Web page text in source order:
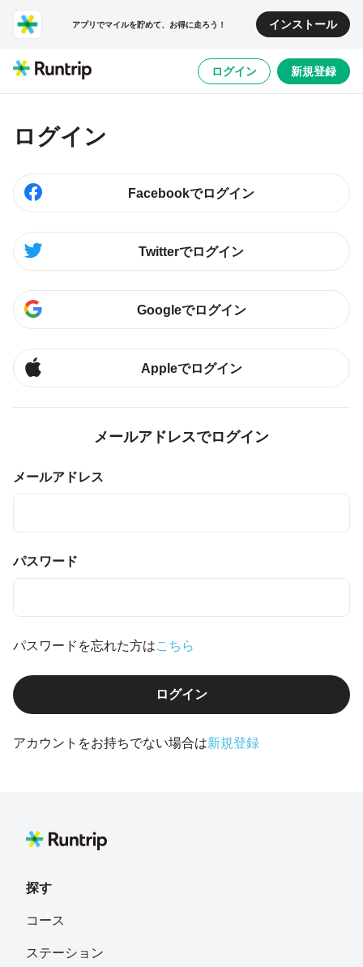
アプリでマイルを貯めて、お得に走ろう！ インストール
ログイン 新規登録
ログイン
Facebookでログイン
Twitterでログイン
Googleでログイン
Appleでログイン
メールアドレスでログイン
メールアドレス
パスワード
パスワードを忘れた方はこちら
ログイン
アカウントをお持ちでない場合は新規登録
探す
コース
ステーション